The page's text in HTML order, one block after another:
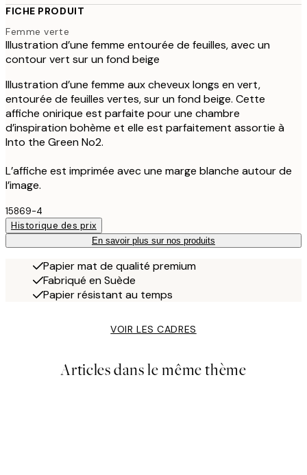
FICHE PRODUIT
Femme verte
Illustration d’une femme entourée de feuilles, avec un
contour vert sur un fond beige
Illustration d’une femme aux cheveux longs en vert,
entourée de feuilles vertes, sur un fond beige. Cette
affiche onirique est parfaite pour une chambre
d’inspiration bohème et elle est parfaitement assortie à
Into the Green No2.
L’affiche est imprimée avec une marge blanche autour de
l’image.
15869-4
Historique des prix
En savoir plus sur nos produits
Papier mat de qualité premium
Fabriqué en Suède
Papier résistant au temps
VOIR LES CADRES
Articles dans le même thème